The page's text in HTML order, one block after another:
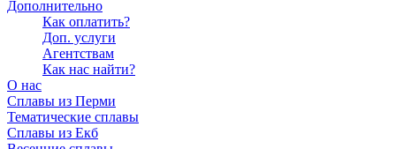
Дополнительно
Как оплатить?
Доп. услуги
Агентствам
Как нас найти?
О нас
Сплавы из Перми
Тематические сплавы
Сплавы из Екб